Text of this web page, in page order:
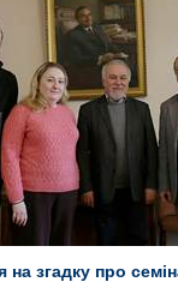
згадку про